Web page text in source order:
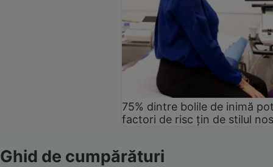
75% dintre bolile de inimă
factori de risc țin de stilul
Ghid de cumpărături